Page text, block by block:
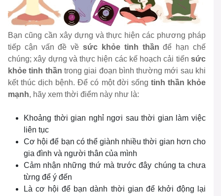
Bạn cũng cần xây dựng và thực hiện các phương pháp
tiếp cận vấn đề vềsức khỏe tinh thần để hạn chế
chúng; xây dựng và thực hiện các kế hoạch cải tiến sức
khỏe tinh thần trong giai đoạn bình thường mới sau khi
kết thúc dịch bệnh. Để có một đời sống tinh thần khỏe
mạnh, hãy xem thời điểm này như là:
Khoảng thời gian nghỉ ngơi sau thời gian làm việc
liên tục
Cơ hội để bạn có thể giành nhiều thời gian hơn cho
gia đình và người thân của mình
Cảm nhận những thứ mà trước đây chúng ta chưa
từng để ý đến
Là cơ hội để bạn dành thời gian để khởi động lại